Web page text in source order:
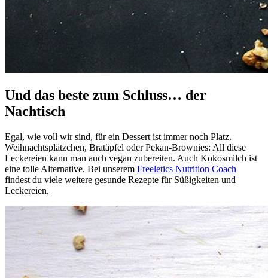
Und das beste zum Schluss… der
Nachtisch
Egal, wie voll wir sind, für ein Dessert ist immer noch Platz.
Weihnachtsplätzchen, Bratäpfel oder Pekan-Brownies: All diese
Leckereien kann man auch vegan zubereiten. Auch Kokosmilch ist
eine tolle Alternative. Bei unserem Freeletics Nutrition Coach
findest du viele weitere gesunde Rezepte für Süßigkeiten und
Leckereien.